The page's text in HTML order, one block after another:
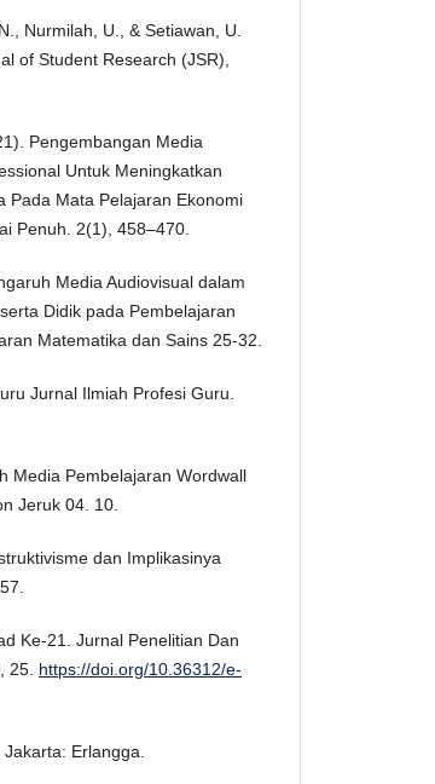
Nurmilah, U., & Setiawan, U.
of Student Research (JSR),
Pengembangan Media
Untuk Meningkatkan
Pada Mata Pelajaran Ekonomi
Penuh. 2(1), 458–470.
Media Audiovisual dalam
Didik pada Pembelajaran
Matematika dan Sains 25-32.
Jurnal Ilmiah Profesi Guru.
Media Pembelajaran Wordwall
Jeruk 04. 10.
dan Implikasinya
Ke-21. Jurnal Penelitian Dan
25. https://doi.org/10.36312/e-
Erlangga.